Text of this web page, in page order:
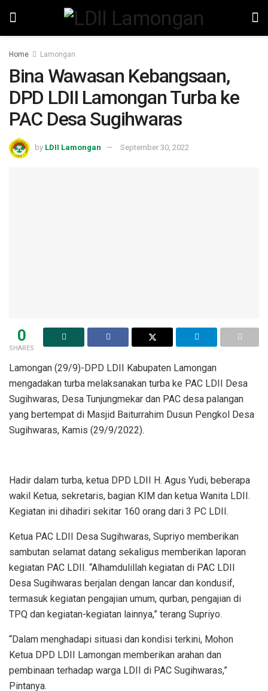
Home Lamongan
Bina Wawasan Kebangsaan,
DPD LDII Lamongan Turba ke
PAC Desa Sugihwaras
by LDII Lamongan September 30, 2022
0
SHARES
Lamongan (29/9)-DPD LDII Kabupaten Lamongan
mengadakan turba melaksanakan turba ke PAC LDII Desa
Sugihwaras, Desa Tunjungmekar dan PAC desa palangan
yang bertempat di Masjid Baiturrahim Dusun Pengkol Desa
Sugihwaras, Kamis (29/9/2022).
Hadir dalam turba, ketua DPD LDII H. Agus Yudi, beberapa
wakil Ketua, sekretaris, bagian KIM dan ketua Wanita LDII.
Kegiatan ini dihadiri sekitar 160 orang dari 3 PC LDII.
Ketua PAC LDII Desa Sugihwaras, Supriyo memberikan
sambutan selamat datang sekaligus memberikan laporan
kegiatan PAC LDII. “Alhamdulillah kegiatan di PAC LDII
Desa Sugihwaras berjalan dengan lancar dan kondusif,
termasuk kegiatan pengajian umum, qurban, pengajian di
TPQ dan kegiatan-kegiatan lainnya,” terang Supriyo.
“Dalam menghadapi situasi dan kondisi terkini, Mohon
Ketua DPD LDII Lamongan memberikan arahan dan
pembinaan terhadap warga LDII di PAC Sugihwaras,”
Pintanya.